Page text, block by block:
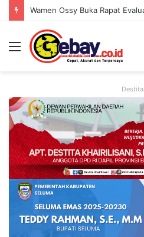
Destita